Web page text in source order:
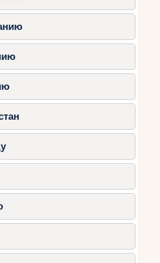
в Зальцбурге–
музыкальное событие
ворота в Альпы
любителей активного
пейзажей. Инсбрук
трассы
Акзамер Лицум.
дворец Хофбург
платформы